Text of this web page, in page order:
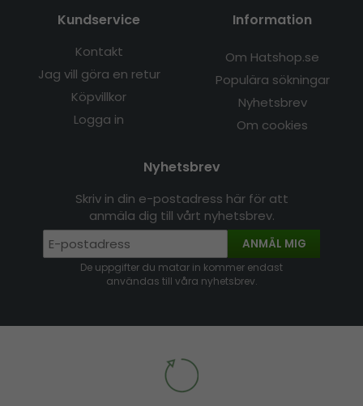
Kundservice
Kontakt
Jag vill göra en retur
Köpvillkor
Logga in
Information
Om Hatshop.se
Populära sökningar
Nyhetsbrev
Om cookies
Nyhetsbrev
Skriv in din e-postadress här för att
anmäla dig till vårt nyhetsbrev.
ANMÄL MIG
De uppgifter du matar in kommer endast
användas till våra nyhetsbrev.